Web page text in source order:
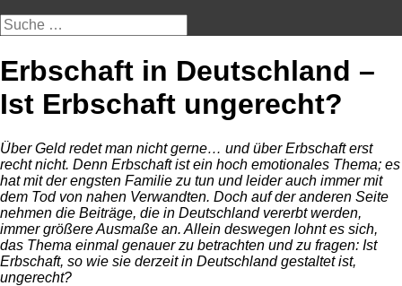
Suche
nach:
Erbschaft in Deutschland –
Ist Erbschaft ungerecht?
Über Geld redet man nicht gerne… und über Erbschaft erst
recht nicht. Denn Erbschaft ist ein hoch emotionales Thema; es
hat mit der engsten Familie zu tun und leider auch immer mit
dem Tod von nahen Verwandten. Doch auf der anderen Seite
nehmen die Beiträge, die in Deutschland vererbt werden,
immer größere Ausmaße an. Allein deswegen lohnt es sich,
das Thema einmal genauer zu betrachten und zu fragen: Ist
Erbschaft, so wie sie derzeit in Deutschland gestaltet ist,
ungerecht?